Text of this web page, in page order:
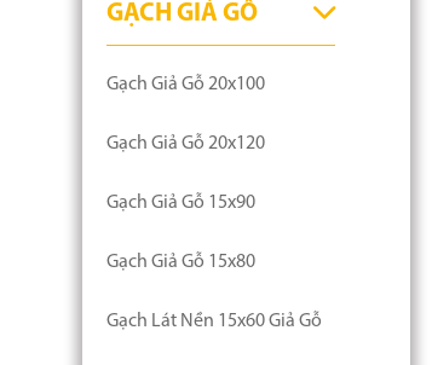
GẠCH GIẢ GỖ
Gạch Giả Gỗ 20x100
Gạch Giả Gỗ 20x120
Gạch Giả Gỗ 15x90
Gạch Giả Gỗ 15x80
Gạch Lát Nền 15x60 Giả Gỗ